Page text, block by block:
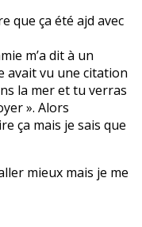
que ça été ajd avec
m’a dit à un
avait vu une citation
la mer et tu verras
». Alors
ça mais je sais que
mieux mais je me